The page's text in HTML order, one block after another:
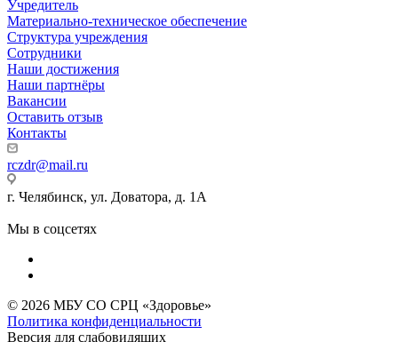
Учредитель
Материально-техническое обеспечение
Структура учреждения
Сотрудники
Наши достижения
Наши партнёры
Вакансии
Оставить отзыв
Контакты
rczdr@mail.ru
г. Челябинск, ул. Доватора, д. 1А
Мы в соцсетях
© 2026 МБУ СО СРЦ «Здоровье»
Политика конфиденциальности
Версия для слабовидящих